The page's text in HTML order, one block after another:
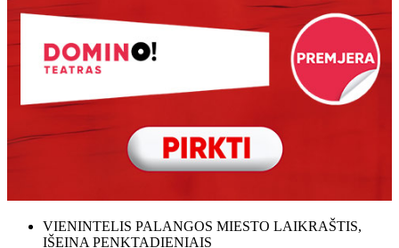
VIENINTELIS PALANGOS MIESTO LAIKRAŠTIS,
IŠEINA PENKTADIENIAIS